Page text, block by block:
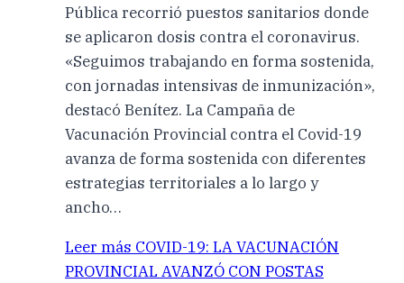
Pública recorrió puestos sanitarios donde
se aplicaron dosis contra el coronavirus.
«Seguimos trabajando en forma sostenida,
con jornadas intensivas de inmunización»,
destacó Benítez. La Campaña de
Vacunación Provincial contra el Covid-19
avanza de forma sostenida con diferentes
estrategias territoriales a lo largo y
ancho…
Leer más COVID-19: LA VACUNACIÓN
PROVINCIAL AVANZÓ CON POSTAS